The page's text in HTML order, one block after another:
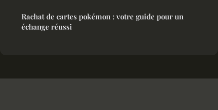
Rachat de cartes pokémon : votre guide pour un
échange réussi